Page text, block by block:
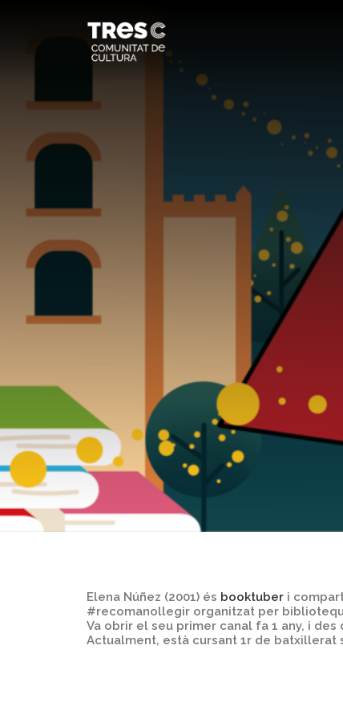
Elena Núñez (2001) és booktuber i
#recomanollegir organitzat per
Va obrir el seu primer canal fa 1 any, i
Actualment, està cursant 1r de